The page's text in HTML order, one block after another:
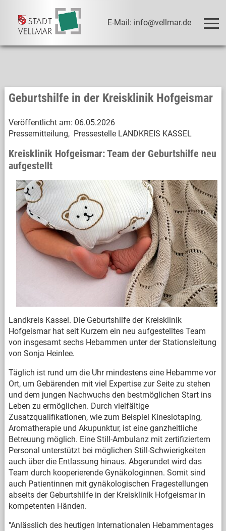
E-Mail: info@vellmar.de
Geburtshilfe in der Kreisklinik Hofgeismar
Veröffentlicht am: 06.05.2026
Pressemitteilung, Pressestelle LANDKREIS KASSEL
Kreisklinik Hofgeismar: Team der Geburtshilfe neu
aufgestellt
Landkreis Kassel. Die Geburtshilfe der Kreisklinik
Hofgeismar hat seit Kurzem ein neu aufgestelltes Team
von insgesamt sechs Hebammen unter der Stationsleitung
von Sonja Heinlee.
Täglich ist rund um die Uhr mindestens eine Hebamme vor
Ort, um Gebärenden mit viel Expertise zur Seite zu stehen
und dem jungen Nachwuchs den bestmöglichen Start ins
Leben zu ermöglichen. Durch vielfältige
Zusatzqualifikationen, wie zum Beispiel Kinesiotaping,
Aromatherapie und Akupunktur, ist eine ganzheitliche
Betreuung möglich. Eine Still-Ambulanz mit zertifiziertem
Personal unterstützt bei möglichen Still-Schwierigkeiten
auch über die Entlassung hinaus. Abgerundet wird das
Team durch kooperierende Gynäkologinnen. Somit sind
auch Patientinnen mit gynäkologischen Fragestellungen
abseits der Geburtshilfe in der Kreisklinik Hofgeismar in
kompetenten Händen.
"Anlässlich des heutigen Internationalen Hebammentages